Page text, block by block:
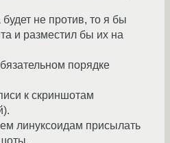
не против, то я бы
и разместил бы их на
порядке
к скриншотам
линуксоидам присылать